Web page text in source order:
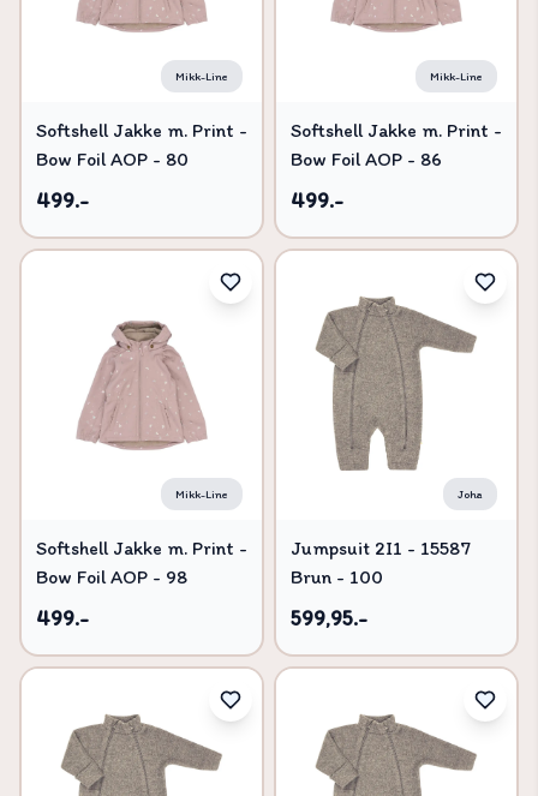
Mikk-Line
Softshell Jakke m. Print -
Bow Foil AOP - 80
499.-
Mikk-Line
Softshell Jakke m. Print -
Bow Foil AOP - 86
499.-
Mikk-Line
Softshell Jakke m. Print -
Bow Foil AOP - 98
499.-
Joha
Jumpsuit 2I1 - 15587
Brun - 100
599,95.-